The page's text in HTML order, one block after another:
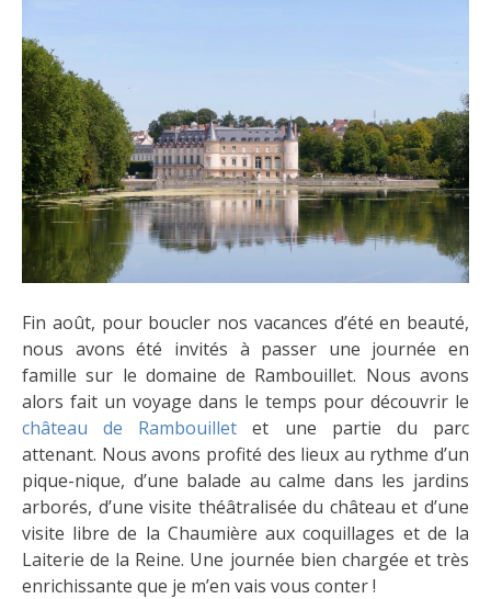
Fin août, pour boucler nos vacances d’été en beauté,
nous avons été invités à passer une journée en
famille sur le domaine de Rambouillet. Nous avons
alors fait un voyage dans le temps pour découvrir le
château de Rambouillet et une partie du parc
attenant. Nous avons profité des lieux au rythme d’un
pique-nique, d’une balade au calme dans les jardins
arborés, d’une visite théâtralisée du château et d’une
visite libre de la Chaumière aux coquillages et de la
Laiterie de la Reine. Une journée bien chargée et très
enrichissante que je m’en vais vous conter !